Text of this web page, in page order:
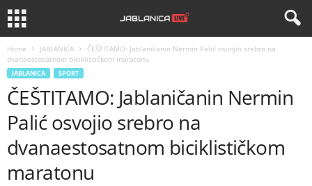
Home JABLANICA
ČEŠTITAMO: Jablaničanin Nermin Palić osvojio srebro na
dvanaestosatnom biciklističkom maratonu
JABLANICA SPORT
ČEŠTITAMO: Jablaničanin Nermin
Palić osvojio srebro na
dvanaestosatnom biciklističkom
maratonu